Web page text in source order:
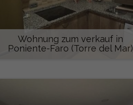
Wohnung zum verkauf in
Poniente-Faro (Torre del Mar)